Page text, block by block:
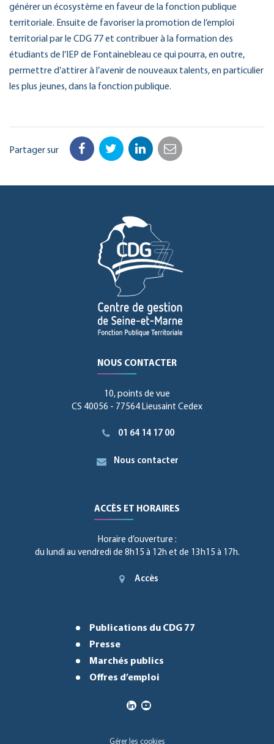
générer un écosystème en faveur de la fonction publique
territoriale. Ensuite de favoriser la promotion de l’emploi
territorial par le CDG 77 et contribuer à la formation des
étudiants de l’IEP de Fontainebleau ce qui pourra, en outre,
permettre d’attirer à l’avenir de nouveaux talents, en particulier
les plus jeunes, dans la fonction publique.
Partager sur Facebook
TwitterLinkedIn
Email
NOUS CONTACTER
10, points de vue
CS 40056 - 77564 Lieusaint Cedex
01 64 14 17 00
Nous contacter
ACCÈS ET HORAIRES
Horaire d’ouverture :
du lundi au vendredi de 8h15 à 12h et de 13h15 à 17h.
Accès
Publications du CDG 77
Presse
Marchés publics
Offres d’emploi
Gérer les cookies